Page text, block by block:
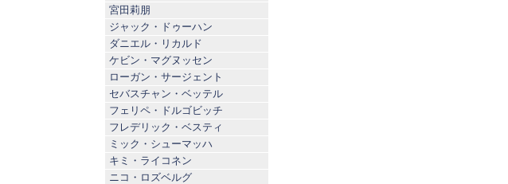
宮田莉朋
ジャック・ドゥーハン
ダニエル・リカルド
ケビン・マグヌッセン
ローガン・サージェント
セバスチャン・ベッテル
フェリペ・ドルゴビッチ
フレデリック・ベスティ
ミック・シューマッハ
キミ・ライコネン
ニコ・ロズベルグ